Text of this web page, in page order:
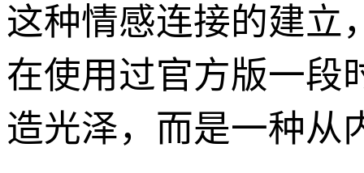
这种情感连接的建立
在使用过官方版一段
造光泽，而是一种从